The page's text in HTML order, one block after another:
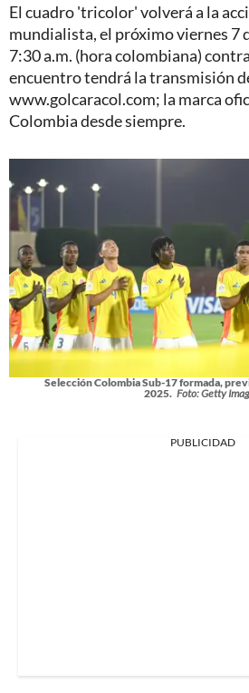
El cuadro 'tricolor' volverá a la
mundialista, el próximo viernes 7
7:30 a.m. (hora colombiana)
encuentro tendrá la transmisión
www.golcaracol.com; la marca
Colombia desde siempre.
Selección Colombia Sub-17 formada,
2025. Foto: Getty
PUBLICIDAD